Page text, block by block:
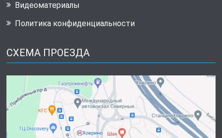
Видеоматериалы
Политика конфиденциальности
СХЕМА ПРОЕЗДА